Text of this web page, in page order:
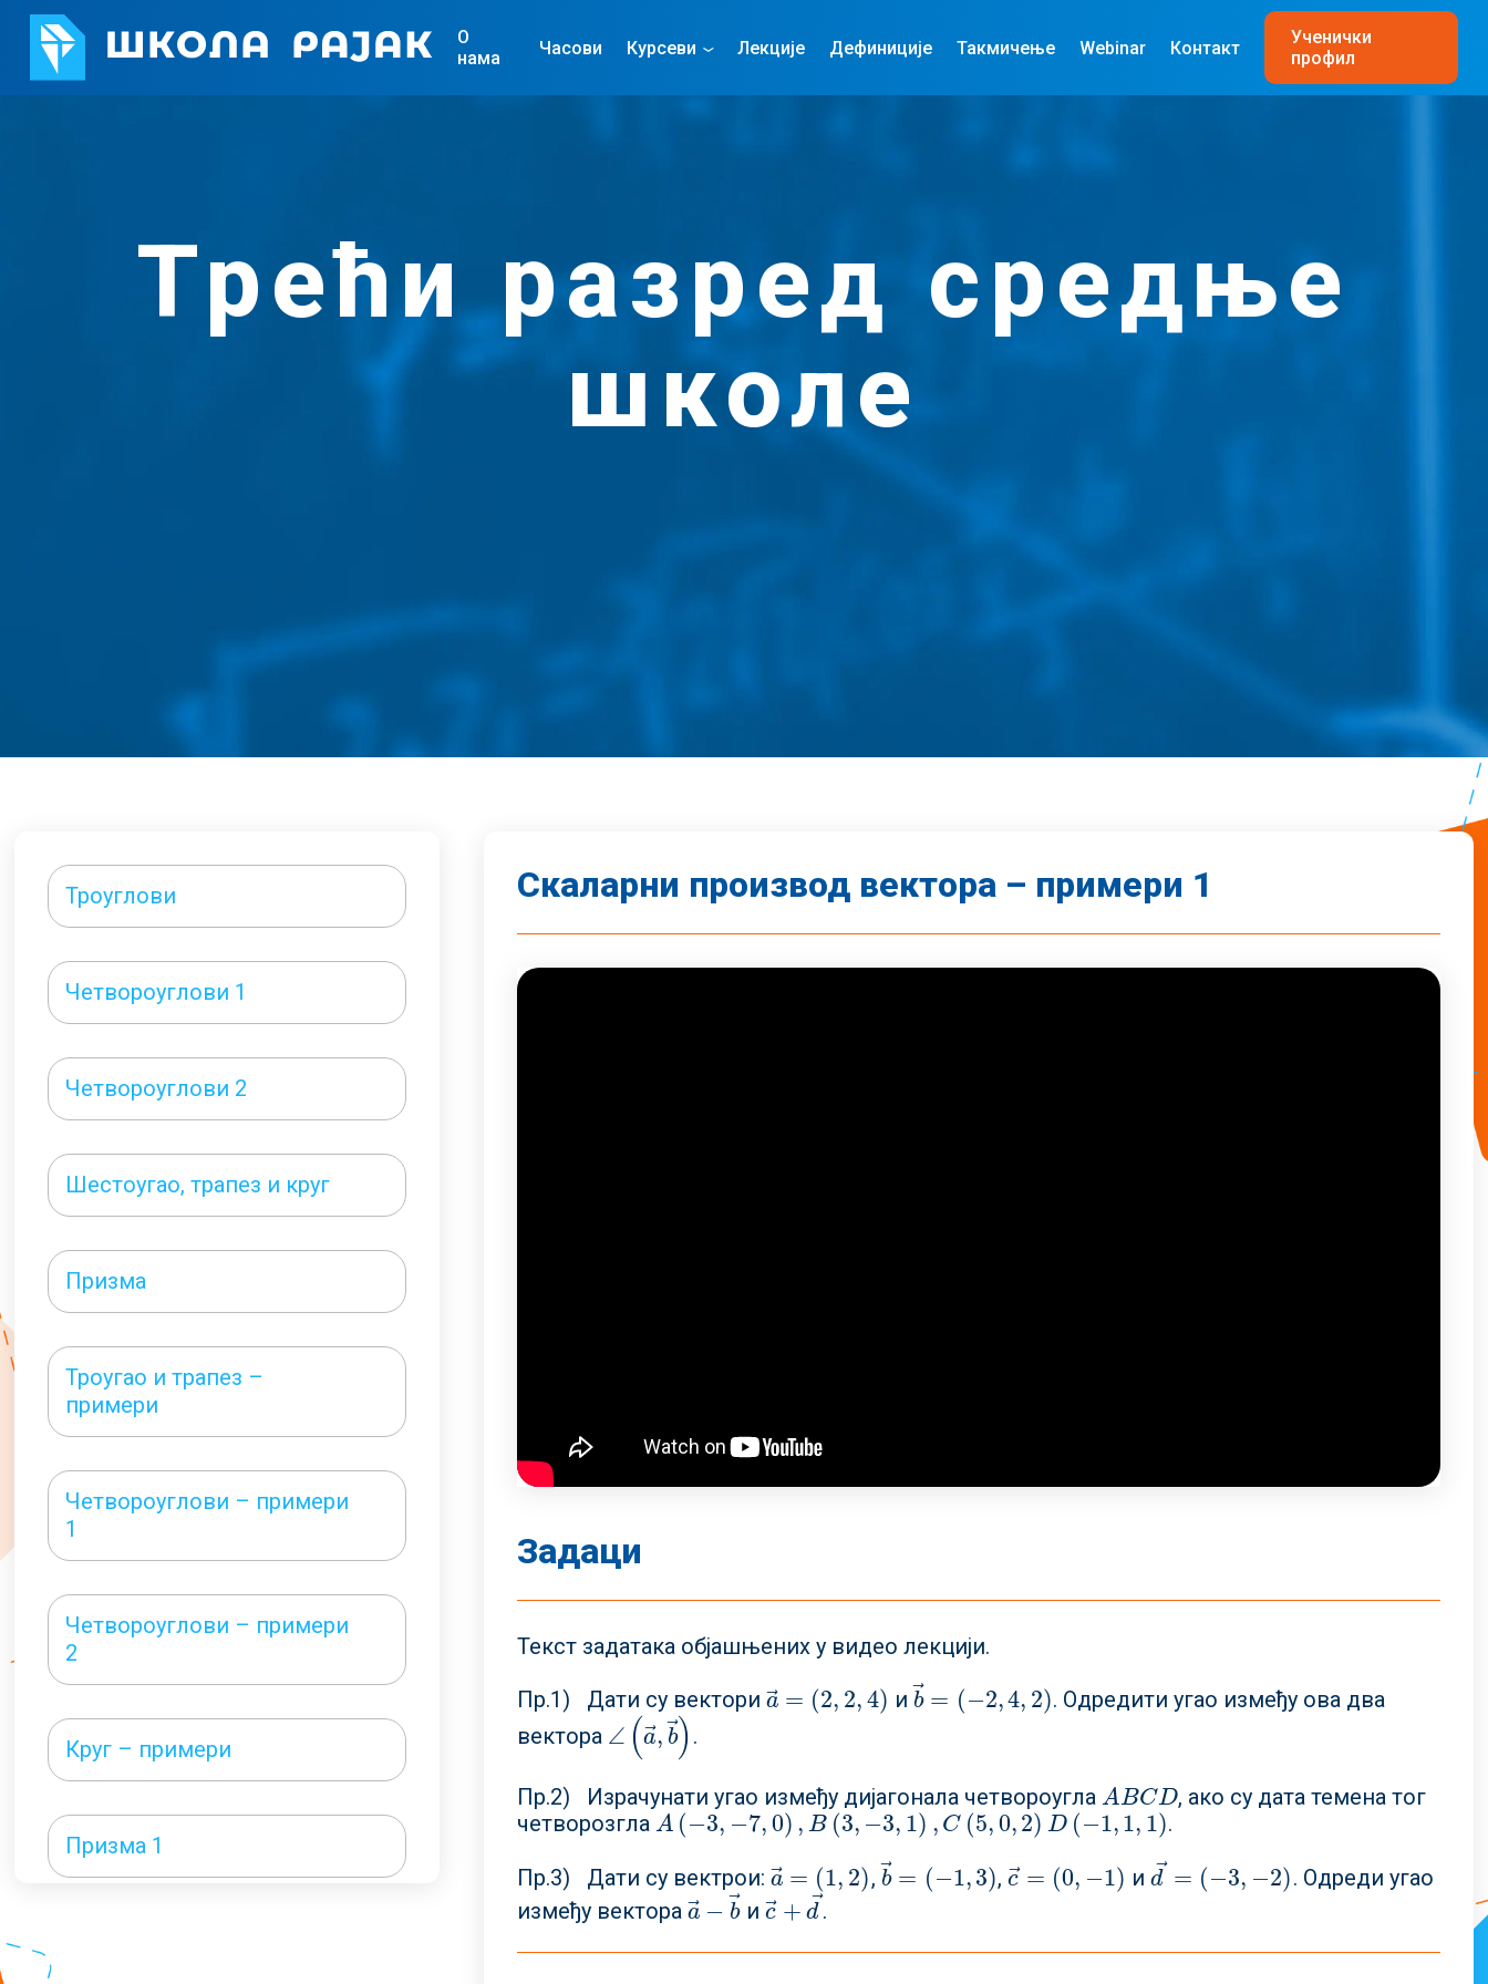
О
нама
Часови Курсеви Лекције Дефиниције Такмичење Webinar Контакт
Ученички
профил
Трећи разред средње
школе
Троуглови
Четвороуглови 1
Четвороуглови 2
Шестоугао, трапез и круг
Призма
Троугао и трапез –
примери
Четвороуглови – примери
1
Четвороуглови – примери
2
Круг – примери
Призма 1
Скаларни производ вектора – примери 1
Задаци
Текст задатака објашњених у видео лекцији.
Пр.1) Дати су вектори a⃗ = (2, 2,4)
a→= (2,2,4 ) и b ⃗= (−2,4, 2)
b →= ( −2,4,2)
. Одредити угао између ова два
вектора ∠ (a⃗
, b⃗
)
∠ (a→ ,b→.
Пр.2) Израчунати угао између дијагонала четвороугла ABCD
ABCD
, ако су дата темена тог
четворозгла A (−3, −7,0) , B (3, −3, 1) , C (5,0,2) D (−1,1, 1)
A( − 3,−7 ,0),B(3 −3,1),C (5,0 2) D (−1,1, 1) .
Пр.3) Дати су вектрои: a⃗ = (1, 2)
a→= (1,2) , b ⃗= (−1,3)
b →= ( −1,3 ) ,c⃗ = (0, −1)
c→= (0,−1) иd ⃗ = (−3, −2)
d→= (−3,−2)
. Одреди угао
између вектора a⃗ − b
a→−b →
и c ⃗+ d ⃗
c→+d→
.